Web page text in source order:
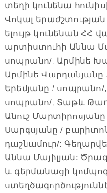
տեղի կունենա
Վոկալ երաժշտության
ելույթ կունենան ՀՀ
արտիստուհի Աննա
սոպրանո/, Արմինե
Արմինե Վարդանյանը
Երեմյանը / սոպրանո/
սոպրանո/, Տաթև
Անուշ
Սարգսյանը /
դաշնամուր/:
Աննա Մայիլյան:
և գերմանացի